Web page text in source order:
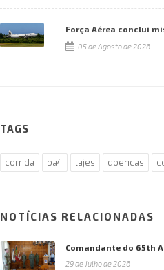
Força Aérea conclui
05 de Agosto de 2026
TAGS
corrida ba4 lajes doencas
NOTÍCIAS RELACIONADAS
Comandante do 65th
29 de Julho de 2026